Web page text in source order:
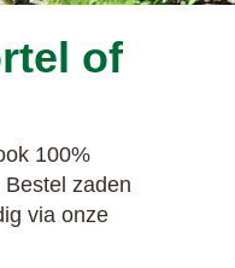
of
100%
zaden
via onze